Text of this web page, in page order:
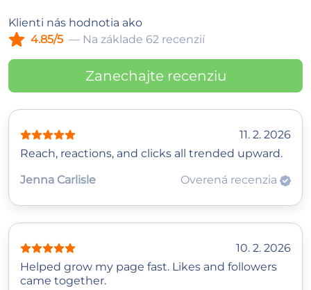
Klienti nás hodnotia ako
4.85/5 — Na základe 62 recenzií
Zanechajte recenziu
11. 2. 2026
Reach, reactions, and clicks all trended upward.
Jenna Carlisle
Overená recenzia
10. 2. 2026
Helped grow my page fast. Likes and followers
came together.